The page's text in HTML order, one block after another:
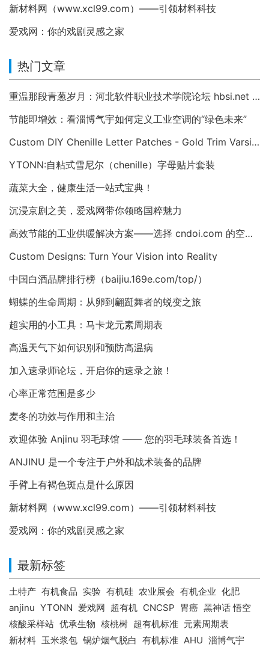
新材料网（www.xcl99.com）——引领材料科技
爱戏网：你的戏剧灵感之家
热门文章
重温那段青葱岁月：河北软件职业技术学院论坛 hbsi.net —— 2007 年至今的校园数字记忆
节能即增效：看淄博气宇如何定义工业空调的“绿色未来”
Custom DIY Chenille Letter Patches - Gold Trim Varsity Alphabet Appliques
YTONN:自粘式雪尼尔（chenille）字母贴片套装
蔬菜大全，健康生活一站式宝典！
沉浸京剧之美，爱戏网带你领略国粹魅力
高效节能的工业供暖解决方案——选择 cndoi.com 的空气对空气换热器与AHU
Custom Designs: Turn Your Vision into Reality
中国白酒品牌排行榜（baijiu.169e.com/top/）
蝴蝶的生命周期：从卵到翩跹舞者的蜕变之旅
超实用的小工具：马卡龙元素周期表
高温天气下如何识别和预防高温病
加入速录师论坛，开启你的速录之旅！
心率正常范围是多少
麦冬的功效与作用和主治
欢迎体验 Anjinu 羽毛球馆 —— 您的羽毛球装备首选！
ANJINU 是一个专注于户外和战术装备的品牌
手臂上有褐色斑点是什么原因
新材料网（www.xcl99.com）——引领材料科技
爱戏网：你的戏剧灵感之家
最新标签
土特产 有机食品 实验 有机硅 农业展会 有机企业 化肥
anjinu YTONN 爱戏网 超有机 CNCSP 胃癌 黑神话 悟空
核酸采样站 优承生物 核桃树 超有机标准 元素周期表
新材料 玉米浆包 锅炉烟气脱白 有机标准 AHU 淄博气宇